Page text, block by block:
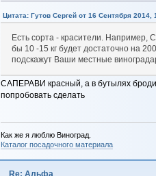
Цитата: Гутов Сергей от 16 Сентября 2014,
Есть сорта - красители. Например,
бы 10 -15 кг будет достаточно на
подскажут Ваши местные
САПЕРАВИ красный, а в бутылях
попробовать сделать
Как же я люблю Виноград.
Каталог посадочного материала
Re: Альфа